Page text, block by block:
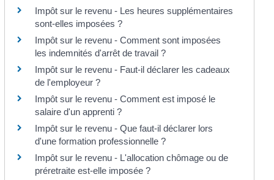
Impôt sur le revenu - Les heures supplémentaires
sont-elles imposées ?
Impôt sur le revenu - Comment sont imposées
les indemnités d'arrêt de travail ?
Impôt sur le revenu - Faut-il déclarer les cadeaux
de l'employeur ?
Impôt sur le revenu - Comment est imposé le
salaire d'un apprenti ?
Impôt sur le revenu - Que faut-il déclarer lors
d'une formation professionnelle ?
Impôt sur le revenu - L'allocation chômage ou de
préretraite est-elle imposée ?